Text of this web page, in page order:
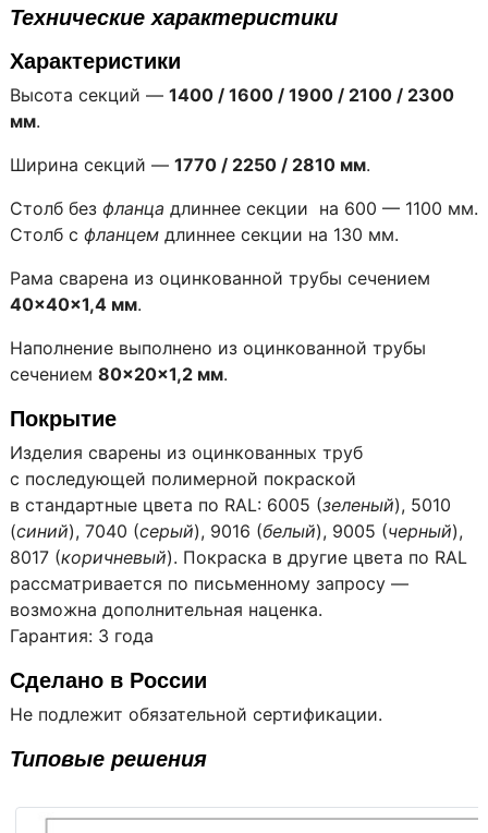
Технические характеристики
Характеристики
Высота секций — 1400 / 1600 / 1900 / 2100 / 2300
мм.
Ширина секций — 1770 / 2250 / 2810 мм.
Столб без фланца длиннее секции на 600 — 1100 мм.
Столб с фланцем длиннее секции на 130 мм.
Рама сварена из оцинкованной трубы сечением
40×40×1,4 мм.
Наполнение выполнено из оцинкованной трубы
сечением 80×20×1,2 мм.
Покрытие
Изделия сварены из оцинкованных труб
с последующей полимерной покраской
в стандартные цвета по RAL: 6005 (зеленый), 5010
(синий), 7040 (серый), 9016 (белый), 9005 (черный),
8017 (коричневый). Покраска в другие цвета по RAL
рассматривается по письменному запросу —
возможна дополнительная наценка.
Гарантия: 3 года
Сделано в России
Не подлежит обязательной сертификации.
Типовые решения